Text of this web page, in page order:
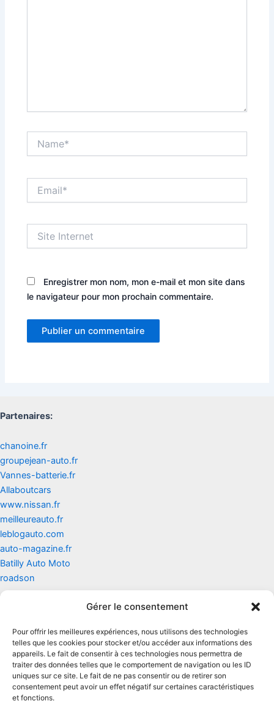
Gérer le consentement
Pour offrir les meilleures expériences, nous utilisons des technologies
telles que les cookies pour stocker et/ou accéder aux informations des
appareils. Le fait de consentir à ces technologies nous permettra de
traiter des données telles que le comportement de navigation ou les ID
uniques sur ce site. Le fait de ne pas consentir ou de retirer son
consentement peut avoir un effet négatif sur certaines caractéristiques
et fonctions.
Internet
Enregistrer mon nom, mon e-mail et mon site dans
le navigateur pour mon prochain commentaire.
Partenaires:
chanoine.fr
groupejean-auto.fr
Vannes-batterie.fr
Allaboutcars
www.nissan.fr
meilleureauto.fr
leblogauto.com
auto-magazine.fr
Batilly Auto Moto
roadson
Mentions légales
Conditions générales d'utilisation
Conditions générales de vente